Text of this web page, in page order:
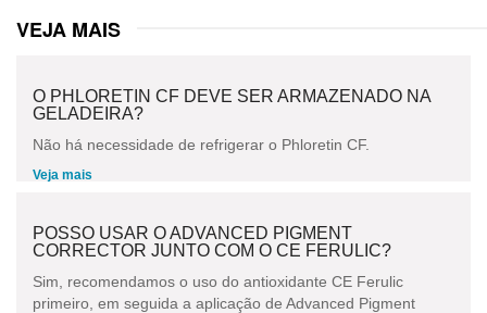
VEJA MAIS
O PHLORETIN CF DEVE SER ARMAZENADO NA
GELADEIRA?
Não há necessidade de refrigerar o Phloretin CF.
Veja mais
POSSO USAR O ADVANCED PIGMENT
CORRECTOR JUNTO COM O CE FERULIC?
Sim, recomendamos o uso do antioxidante CE Ferulic
primeiro, em seguida a aplicação de Advanced Pigment